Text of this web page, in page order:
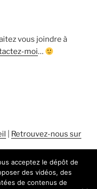
vous joindre à
moi…
Retrouvez-nous sur
acceptez le dépôt de
des vidéos, des
de contenus de